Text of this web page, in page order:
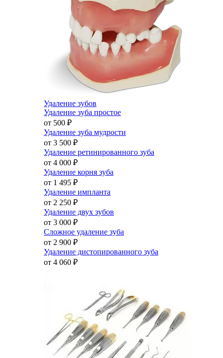
Удаление зубов
Удаление зуба простое
от 500 ₽
Удаление зуба мудрости
от 3 500 ₽
Удаление ретинированного зуба
от 4 000 ₽
Удаление корня зуба
от 1 495 ₽
Удаление импланта
от 2 250 ₽
Удаление двух зубов
от 3 000 ₽
Сложное удаление зуба
от 2 900 ₽
Удаление дистопированного зуба
от 4 060 ₽